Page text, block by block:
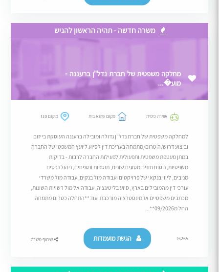
משרה חדשה - תהיה הראשון להגיש
מחלקה משפטית של חברת נדל"ן ברעננה -
מוע�...
אווירה כיפית מקום שהוא בית מיקום פגז
למחלקה משפטית של חברת נדל"ן גדולה ומובילה ברעננה העוסקת בייזום
וביצוע דרוש/ה טרום/מתמחה בעריכת דין לסיוע ליועץ המשפטי של החברה
במתן מעטפת משפטית ותפעולית לפעילות החברה לרבות - בדיקות
משפטיות, ניסוח חוזים מסוגים שונים, תוספות ונספחים, ניהול נכסים
מניבים, ליווי בנקאי של פרויקטים ועבודה מול בנקים, עבודה מול משרדי
עורכי דין מהמובילים בארץ, סיוע בליטיגציה, עבודה אל מול רשויות השונות,
מכתבים משפטיים אדמינסטרציה מורכבת ועוד.**התחלה כטרום מתמחה
החל מ09/2026**...
76265 הגשת מועמדות שיתוף משרה